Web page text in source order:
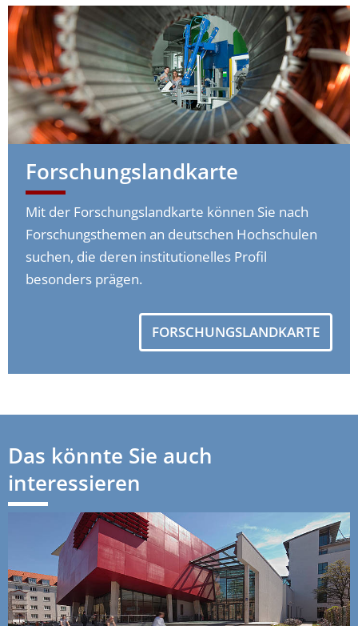
Forschungslandkarte
Mit der Forschungslandkarte können Sie nach
Forschungsthemen an deutschen Hochschulen
suchen, die deren institutionelles Profil
besonders prägen.
FORSCHUNGSLANDKARTE
Das könnte Sie auch
interessieren